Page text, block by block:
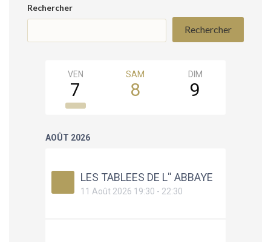
Rechercher
Rechercher
VEN
7
SAM
8
DIM
9
AOÛT 2026
LES TABLEES DE L'' ABBAYE
11 Août 2026 19:30 - 22:30